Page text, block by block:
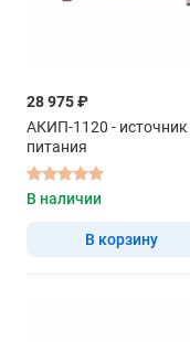
28 975 ₽
АКИП-1120 - источник
питания
В наличии
В корзину